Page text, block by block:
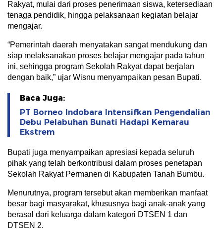
Rakyat, mulai dari proses penerimaan siswa, ketersediaan
tenaga pendidik, hingga pelaksanaan kegiatan belajar
mengajar.
“Pemerintah daerah menyatakan sangat mendukung dan
siap melaksanakan proses belajar mengajar pada tahun
ini, sehingga program Sekolah Rakyat dapat berjalan
dengan baik,” ujar Wisnu menyampaikan pesan Bupati.
Baca Juga:
PT Borneo Indobara Intensifkan Pengendalian
Debu Pelabuhan Bunati Hadapi Kemarau
Ekstrem
Bupati juga menyampaikan apresiasi kepada seluruh
pihak yang telah berkontribusi dalam proses penetapan
Sekolah Rakyat Permanen di Kabupaten Tanah Bumbu.
Menurutnya, program tersebut akan memberikan manfaat
besar bagi masyarakat, khususnya bagi anak-anak yang
berasal dari keluarga dalam kategori DTSEN 1 dan
DTSEN 2.